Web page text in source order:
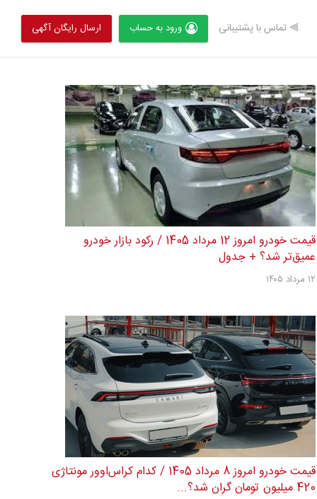
⫸ تماس با پشتیبانی ورود به حساب ارسال رایگان آگهی
قیمت خودرو امروز 12 مرداد 1405 / رکود بازار خودرو
عمیق‌تر شد؟ + جدول
۱۲ مرداد ۱۴۰۵
قیمت خودرو امروز 8 مرداد 1405 / کدام کراس‌اوور مونتاژی
420 میلیون تومان گران شد؟...